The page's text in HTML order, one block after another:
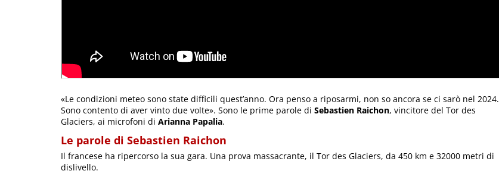
«Le condizioni meteo sono state difficili quest’anno. Ora penso a riposarmi, non so ancora se ci sarò nel 2024.
Sono contento di aver vinto due volte». Sono le prime parole di Sebastien Raichon, vincitore del Tor des
Glaciers, ai microfoni di Arianna Papalia.
Le parole di Sebastien Raichon
Il francese ha ripercorso la sua gara. Una prova massacrante, il Tor des Glaciers, da 450 km e 32000 metri di
dislivello.